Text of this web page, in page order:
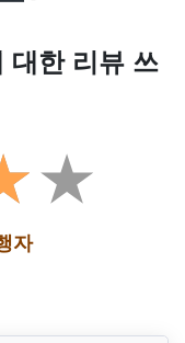
대한 리뷰 쓰
자